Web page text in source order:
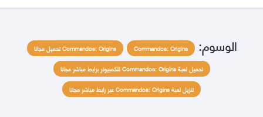
الوسوم: Commandos: Origins
Commandos: Origins تحميل مجانا
تحميل لعبة Commandos: Origins للكمبيوتر برابط مباشر مجانا
تنزيل لعبة Commandos: Origins عبر رابط مباشر مجانا